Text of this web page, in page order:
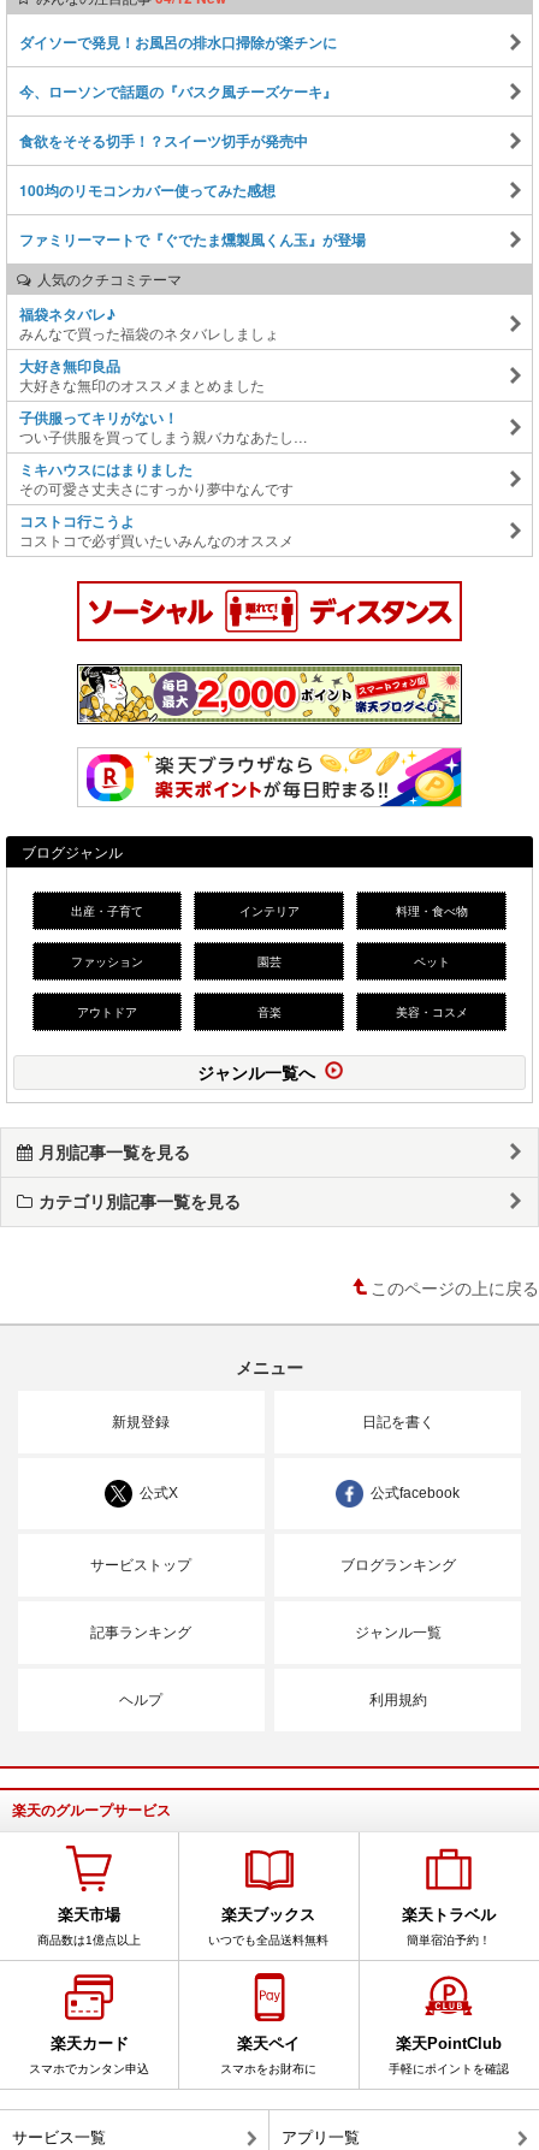
ダイソーで発見！お風呂の排水口掃除が楽チンに
今、ローソンで話題の『バスク風チーズケーキ』
食欲をそそる切手！？スイーツ切手が発売中
100均のリモコンカバー使ってみた感想
ファミリーマートで『ぐでたま燻製風くん玉』が登場
人気のクチコミテーマ
福袋ネタバレ♪
みんなで買った福袋のネタバレしましょ
大好き無印良品
大好きな無印のオススメまとめました
子供服ってキリがない！
つい子供服を買ってしまう親バカなあたし…
ミキハウスにはまりました
その可愛さ丈夫さにすっかり夢中なんです
コストコ行こうよ
コストコで必ず買いたいみんなのオススメ
ブログジャンル
出産・子育て インテリア 料理・食べ物
ファッション 園芸 ペット
アウトドア 音楽 美容・コスメ
ジャンル一覧へ
月別記事一覧を見る
カテゴリ別記事一覧を見る
このページの上に戻る
メニュー
新規登録 日記を書く
公式X 公式facebook
サービストップ ブログランキング
記事ランキング ジャンル一覧
ヘルプ 利用規約
楽天のグループサービス
楽天市場
商品数は1億点以上
楽天ブックス
いつでも全品送料無料
楽天トラベル
簡単宿泊予約！
楽天カード
スマホでカンタン申込
楽天ペイ
スマホをお財布に
楽天PointClub
手軽にポイントを確認
サービス一覧 アプリ一覧